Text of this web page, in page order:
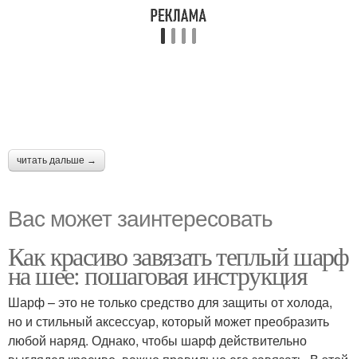
читать дальше →
Вас может заинтересовать
Как красиво завязать теплый шарф
на шее: пошаговая инструкция
Шарф – это не только средство для защиты от холода,
но и стильный аксессуар, который может преобразить
любой наряд. Однако, чтобы шарф действительно